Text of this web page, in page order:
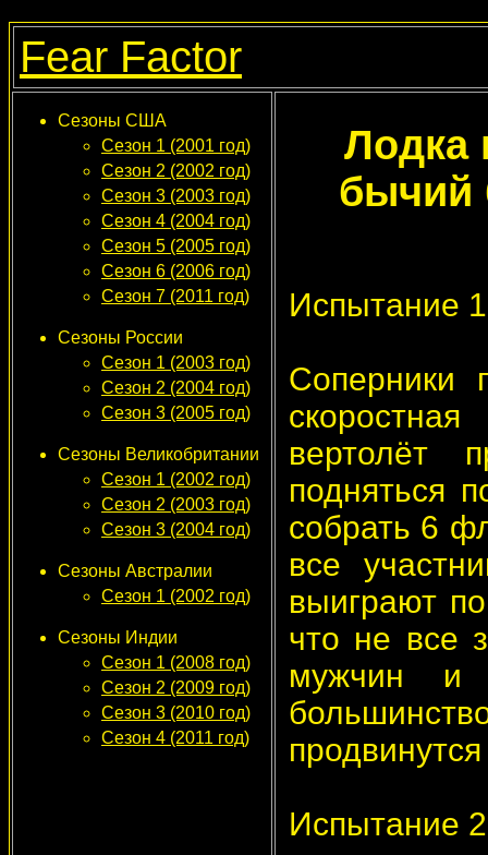
Fear Factor
Сезоны США
Сезон 1 (2001 год)
Сезон 2 (2002 год)
Сезон 3 (2003 год)
Сезон 4 (2004 год)
Сезон 5 (2005 год)
Сезон 6 (2006 год)
Сезон 7 (2011 год)
Сезоны России
Сезон 1 (2003 год)
Сезон 2 (2004 год)
Сезон 3 (2005 год)
Сезоны Великобритании
Сезон 1 (2002 год)
Сезон 2 (2003 год)
Сезон 3 (2004 год)
Сезоны Австралии
Сезон 1 (2002 год)
Сезоны Индии
Сезон 1 (2008 год)
Сезон 2 (2009 год)
Сезон 3 (2010 год)
Сезон 4 (2011 год)
Лодка
бычий
Испытание
Соперники
вертолёт
подняться
собрать 6
все
выиграют
что не все
мужчин и
Испытание